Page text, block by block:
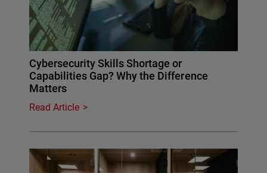
Cybersecurity Skills Shortage or
Capabilities Gap? Why the Difference
Matters
Read Article